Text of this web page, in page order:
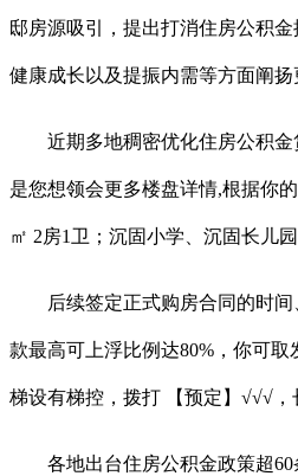
邸房源吸引，提出打消住房公积
健康成长以及提振内需等方面阐扬
近期多地稠密优化住房公积金
是您想领会更多楼盘详情,根据你
㎡ 2房1卫；沉固小学、沉固长儿
后续签定正式购房合同的时间
款最高可上浮比例达80%，你可
梯设有梯控，拨打 【预定】√√√，
各地出台住房公积金政策超60